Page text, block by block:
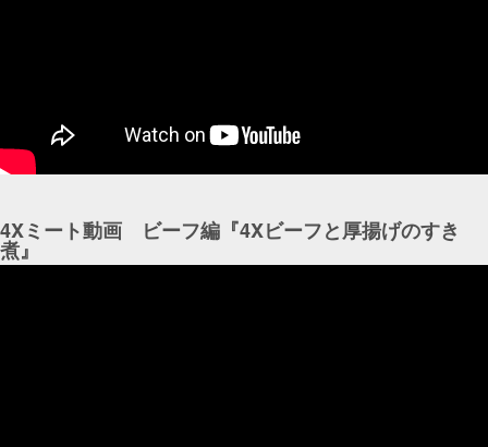
4Xミート動画 ビーフ編『4Xビーフと厚揚げのすき
煮』